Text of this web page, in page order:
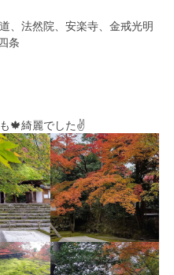
、法然院、安楽寺、金戒光明
条
🍁綺麗でした✌️